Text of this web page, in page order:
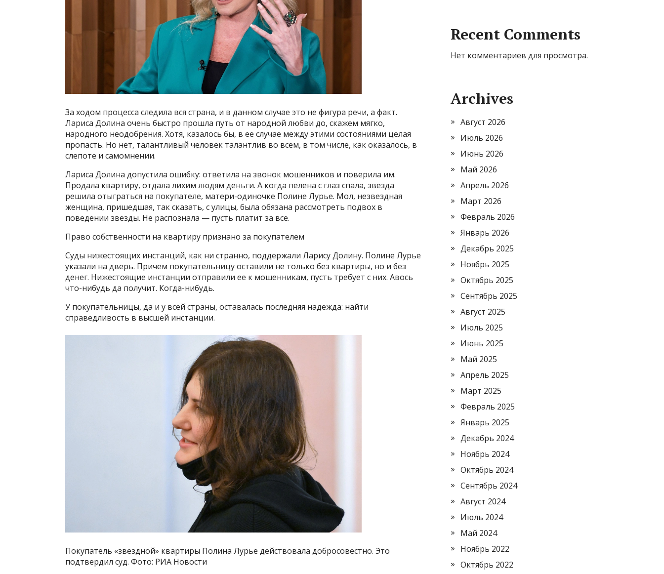
За ходом процесса следила вся страна, и в данном случае это не фигура речи, а факт.
Лариса Долина очень быстро прошла путь от народной любви до, скажем мягко,
народного неодобрения. Хотя, казалось бы, в ее случае между этими состояниями целая
пропасть. Но нет, талантливый человек талантлив во всем, в том числе, как оказалось, в
слепоте и самомнении.
Лариса Долина допустила ошибку: ответила на звонок мошенников и поверила им.
Продала квартиру, отдала лихим людям деньги. А когда пелена с глаз спала, звезда
решила отыграться на покупателе, матери-одиночке Полине Лурье. Мол, незвездная
женщина, пришедшая, так сказать, с улицы, была обязана рассмотреть подвох в
поведении звезды. Не распознала — пусть платит за все.
Право собственности на квартиру признано за покупателем
Суды нижестоящих инстанций, как ни странно, поддержали Ларису Долину. Полине Лурье
указали на дверь. Причем покупательницу оставили не только без квартиры, но и без
денег. Нижестоящие инстанции отправили ее к мошенникам, пусть требует с них. Авось
что-нибудь да получит. Когда-нибудь.
У покупательницы, да и у всей страны, оставалась последняя надежда: найти
справедливость в высшей инстанции.
Покупатель «звездной» квартиры Полина Лурье действовала добросовестно. Это
подтвердил суд. Фото: РИА Новости
Recent Comments
Нет комментариев для просмотра.
Archives
Август 2026
Июль 2026
Июнь 2026
Май 2026
Апрель 2026
Март 2026
Февраль 2026
Январь 2026
Декабрь 2025
Ноябрь 2025
Октябрь 2025
Сентябрь 2025
Август 2025
Июль 2025
Июнь 2025
Май 2025
Апрель 2025
Март 2025
Февраль 2025
Январь 2025
Декабрь 2024
Ноябрь 2024
Октябрь 2024
Сентябрь 2024
Август 2024
Июль 2024
Май 2024
Ноябрь 2022
Октябрь 2022